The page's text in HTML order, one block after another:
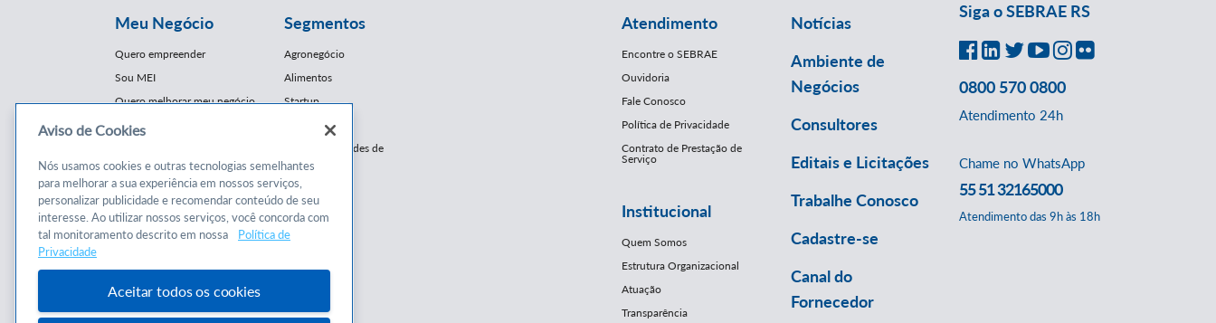
Meu Negócio
Quero empreender
Sou MEI
Quero melhorar meu negócio
Conteúdos
Cursos
Consultorias
Segmentos
Agronegócio
Alimentos
Startup
E-Commerce
Franquias / Redes de
Cooperação
Moda
Moveleiro
Saúde
Mercopar
Atendimento
Encontre o SEBRAE
Ouvidoria
Fale Conosco
Política de Privacidade
Contrato de Prestação de
Serviço
Institucional
Quem Somos
Estrutura Organizacional
Atuação
Transparência
Notícias
Ambiente de
Negócios
Consultores
Editais e Licitações
Trabalhe Conosco
Cadastre-se
Canal do
Fornecedor
Siga o SEBRAE RS
0800 570 0800
Atendimento 24h
Chame no WhatsApp
55 51 32165000
Atendimento das 9h às 18h
Aviso de Cookies
Nós usamos cookies e outras tecnologias semelhantes
para melhorar a sua experiência em nossos serviços,
personalizar publicidade e recomendar conteúdo de seu
interesse. Ao utilizar nossos serviços, você concorda com
tal monitoramento descrito em nossa
Política de
Privacidade
Aceitar todos os cookies